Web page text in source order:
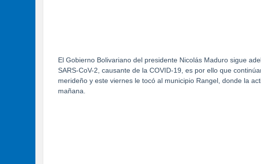
El Gobierno Bolivariano del presidente Nicolás Maduro sigue
SARS-CoV-2, causante de la COVID-19, es por ello que
merideño y este viernes le tocó al municipio Rangel, donde la
mañana.